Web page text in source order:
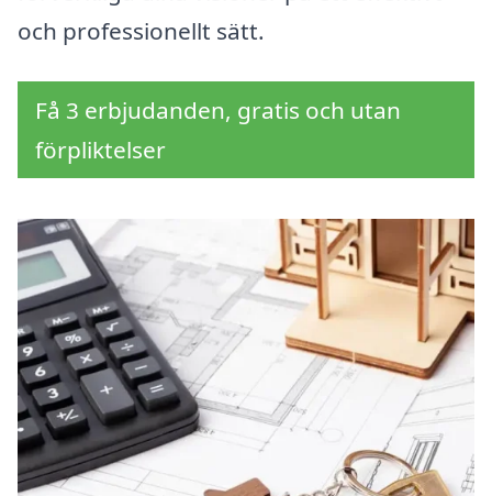
och professionellt sätt.
Få 3 erbjudanden, gratis och utan
förpliktelser